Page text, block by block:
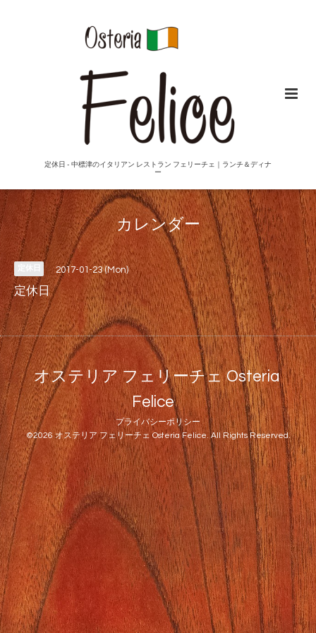
定休日 - 中標津のイタリアン レストラン フェリーチェ｜ランチ＆ディナ
ー
カレンダー
2017-01-23 (Mon)
定休日
オステリア フェリーチェ Osteria
Felice
プライバシーポリシー
©2026オステリア フェリーチェ Osteria Felice. All Rights Reserved.